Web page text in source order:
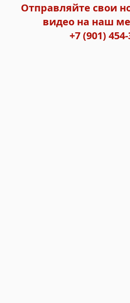
Отправляйте свои
видео на наш
+7 (901)